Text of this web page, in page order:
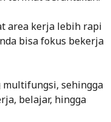
area kerja lebih rapi
bisa fokus bekerja
multifungsi, sehingga
belajar, hingga